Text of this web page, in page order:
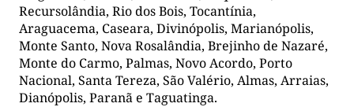
Recursolândia, Rio dos Bois, Tocantínia,
Araguacema, Caseara, Divinópolis, Marianópolis,
Monte Santo, Nova Rosalândia, Brejinho de Nazaré,
Monte do Carmo, Palmas, Novo Acordo, Porto
Nacional, Santa Tereza, São Valério, Almas, Arraias,
Dianópolis, Paranã e Taguatinga.